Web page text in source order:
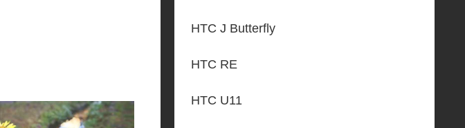
HTC J Butterfly
HTC RE
HTC U11